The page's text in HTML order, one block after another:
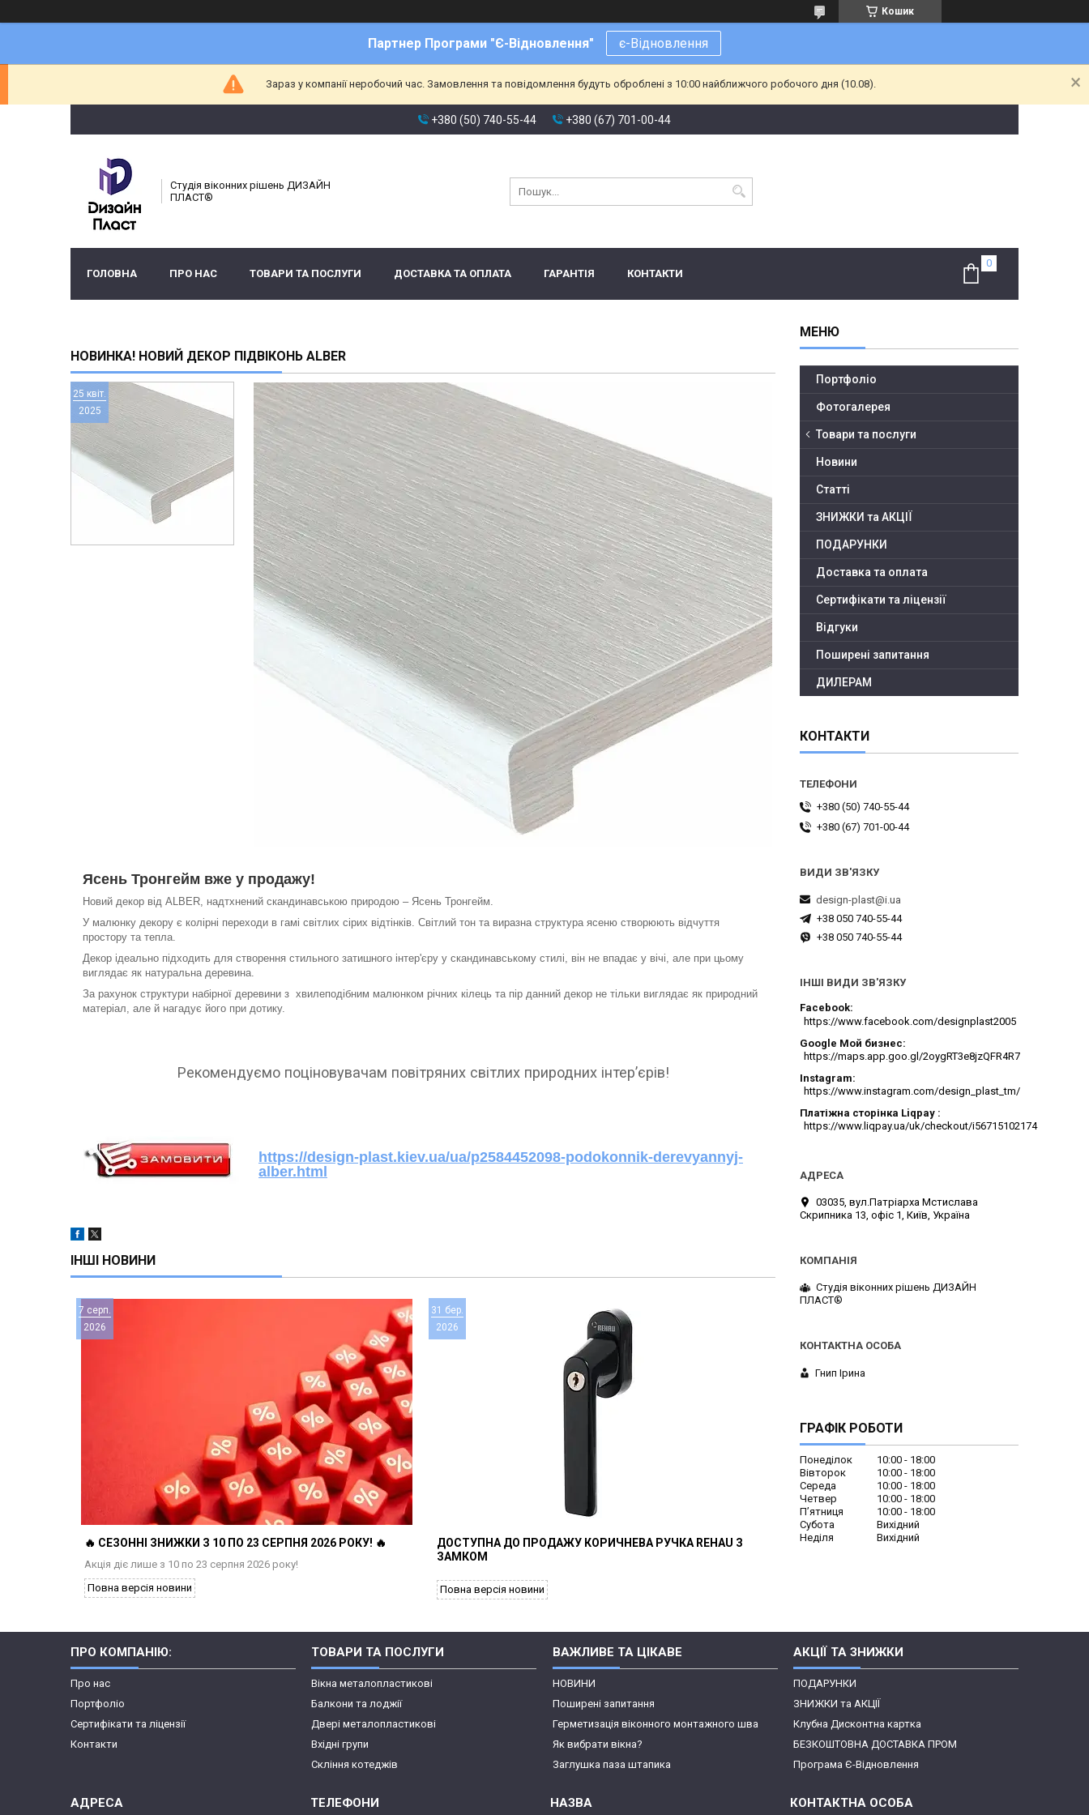
Кошик
Партнер Програми "Є-Відновлення" є-Відновлення
Зараз у компанії неробочий час. Замовлення та повідомлення будуть оброблені з 10:00 найближчого робочого дня (10.08).
+380 (50) 740-55-44 +380 (67) 701-00-44
Студія віконних рішень ДИЗАЙН
ПЛАСТ®
ГОЛОВНА ПРО НАС ТОВАРИ ТА ПОСЛУГИ ДОСТАВКА ТА ОПЛАТА ГАРАНТІЯ КОНТАКТИ
НОВИНКА! НОВИЙ ДЕКОР ПІДВІКОНЬ ALBER
25 квіт.
2025
Ясень Тронгейм вже у продажу!
Новий декор від ALBER, надтхнений скандинавською природою – Ясень Тронгейм.
У малюнку декору є колірні переходи в гамі світлих сірих відтінків. Світлий тон та виразна структура ясеню створюють відчуття
простору та тепла.
Декор ідеально підходить для створення стильного затишного інтер'єру у скандинавському стилі, він не впадає у вічі, але при цьому
виглядає як натуральна деревина.
За рахунок структури набірної деревини з хвилеподібним малюнком річних кілець та пір данний декор не тільки виглядає як природний
матеріал, але й нагадує його при дотику.
Рекомендуємо поціновувачам повітряних світлих природних інтер’єрів!
https://design-plast.kiev.ua/ua/p2584452098-podokonnik-derevyannyj-
alber.html
ІНШІ НОВИНИ
7 серп.
2026
🔥 СЕЗОННІ ЗНИЖКИ З 10 ПО 23 СЕРПНЯ 2026 РОКУ! 🔥
Акція діє лише з 10 по 23 серпня 2026 року!
Повна версія новини
31 бер.
2026
ДОСТУПНА ДО ПРОДАЖУ КОРИЧНЕВА РУЧКА REHAU З
ЗАМКОМ
Повна версія новини
Портфоліо
Фотогалерея
Товари та послуги
Новини
Статті
ЗНИЖКИ та АКЦІЇ
ПОДАРУНКИ
Доставка та оплата
Сертифікати та ліцензії
Відгуки
Поширені запитання
ДИЛЕРАМ
КОНТАКТИ
+380 (50) 740-55-44
+380 (67) 701-00-44
design-plast@i.ua
+38 050 740-55-44
+38 050 740-55-44
ІНШІ ВИДИ ЗВ'ЯЗКУ
Facebook
https://www.facebook.com/designplast2005
Google Мой бизнес
https://maps.app.goo.gl/2oygRT3e8jzQFR4R7
Instagram
https://www.instagram.com/design_plast_tm/
Платіжна сторінка Liqpay
https://www.liqpay.ua/uk/checkout/i56715102174
03035, вул.Патріарха Мстислава
Скрипника 13, офіс 1, Київ, Україна
Студія віконних рішень ДИЗАЙН
ПЛАСТ®
Гнип Ірина
ГРАФІК РОБОТИ
Понеділок 10:00
18:00
Вівторок
10:00
18:00
Середа
10:00
18:00
Четвер
10:00
18:00
Пʼятниця
10:00
18:00
Субота
Вихідний
Неділя
Вихідний
ПРО КОМПАНІЮ:
Про нас
Портфоліо
Сертифікати та ліцензії
Контакти
ТОВАРИ ТА ПОСЛУГИ
Вікна металопластикові
Балкони та лоджії
Двері металопластикові
Вхідні групи
Скління котеджів
ВАЖЛИВЕ ТА ЦІКАВЕ
НОВИНИ
Поширені запитання
Герметизація віконного монтажного шва
Як вибрати вікна?
Заглушка паза штапика
АКЦІЇ ТА ЗНИЖКИ
ПОДАРУНКИ
ЗНИЖКИ та АКЦІЇ
Клубна Дисконтна картка
БЕЗКОШТОВНА ДОСТАВКА ПРОМ
Програма Є-Відновлення